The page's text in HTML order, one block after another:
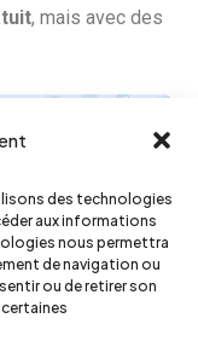
des technologies
aux informations
nous permettra
de navigation ou
ou de retirer son
, mais avec des
, mieux
103pour éviter
dès le départ.